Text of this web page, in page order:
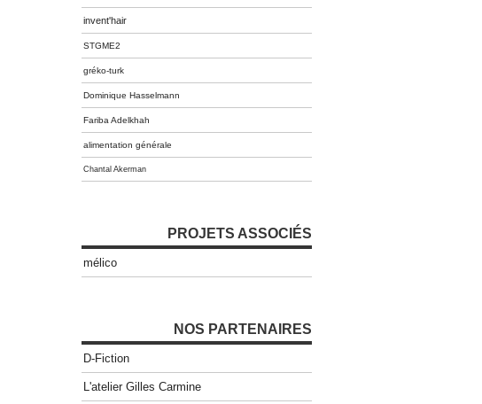
invent'hair
STGME2
gréko-turk
Dominique Hasselmann
Fariba Adelkhah
alimentation générale
Chantal Akerman
PROJETS ASSOCIÉS
mélico
NOS PARTENAIRES
D-Fiction
L'atelier Gilles Carmine